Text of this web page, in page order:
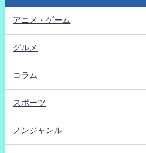
アニメ・ゲーム
グルメ
コラム
スポーツ
ノンジャンル